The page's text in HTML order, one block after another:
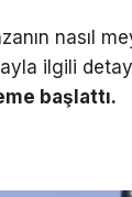
nasıl
ilgili
başlattı.